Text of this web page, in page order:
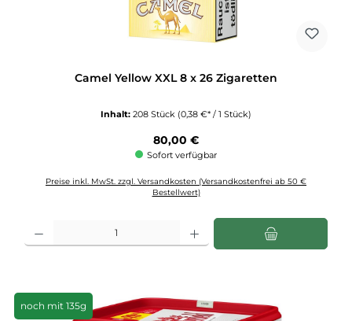
Camel Yellow XXL 8 x 26 Zigaretten
Inhalt: 208 Stück (0,38 €* / 1 Stück)
Regulärer Preis:
80,00 €
Sofort verfügbar
Preise inkl. MwSt. zzgl. Versandkosten (Versandkostenfrei ab 50 €
Bestellwert)
Produkt Anzahl: Gib den gewünschten Wert ein oder benutze die Schaltflächen
noch mit 135g